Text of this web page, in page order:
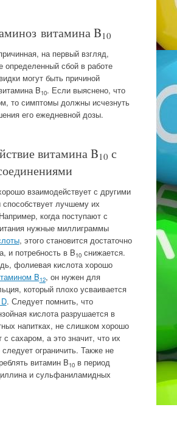
витамина B10
на первый взгляд,
определенный сбой в работе
могут быть причиной
B10. Если выяснено, что
то симптомы должны исчезнуть
его ежедневной дозы.
витамина B10 с
взаимодействует с другими
лучшему их
когда поступают с
нужные миллиграммы
, этого становится достаточно
и потребность в B10снижается.
фолиевая кислота хорошо
B12, он нужен для
который плохо усваивается
. Следует помнить, что
кислота разрушается в
напитках, не слишком хорошо
с сахаром, а это значит, что их
ограничить. Также не
витамин B10в период
и сульфаниламидных